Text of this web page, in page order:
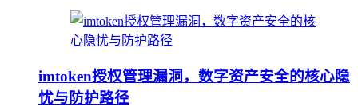
imtoken授权管理漏洞，数字资产安全的核心隐
忧与防护路径